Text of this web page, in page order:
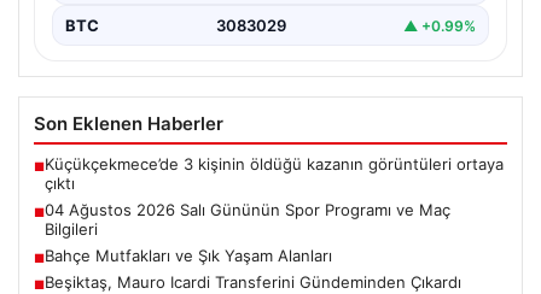
BTC 3083029 ▲ +0.99%
Son Eklenen Haberler
■Küçükçekmece’de 3 kişinin öldüğü kazanın görüntüleri ortaya
çıktı
■04 Ağustos 2026 Salı Gününün Spor Programı ve Maç
Bilgileri
■Bahçe Mutfakları ve Şık Yaşam Alanları
■Beşiktaş, Mauro Icardi Transferini Gündeminden Çıkardı